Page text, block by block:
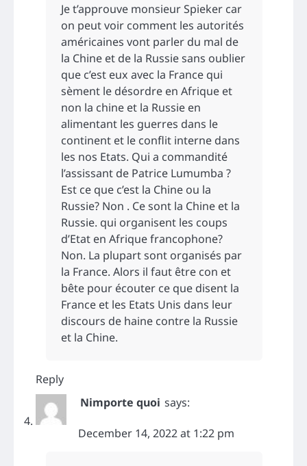
Je t’approuve monsieur Spieker car
on peut voir comment les autorités
américaines vont parler du mal de
la Chine et de la Russie sans oublier
que c’est eux avec la France qui
sèment le désordre en Afrique et
non la chine et la Russie en
alimentant les guerres dans le
continent et le conflit interne dans
les nos Etats. Qui a commandité
l’assissant de Patrice Lumumba ?
Est ce que c’est la Chine ou la
Russie? Non . Ce sont la Chine et la
Russie. qui organisent les coups
d’Etat en Afrique francophone?
Non. La plupart sont organisés par
la France. Alors il faut être con et
bête pour écouter ce que disent la
France et les Etats Unis dans leur
discours de haine contre la Russie
et la Chine.
Reply
Nimporte quoi says:
December 14, 2022 at 1:22 pm